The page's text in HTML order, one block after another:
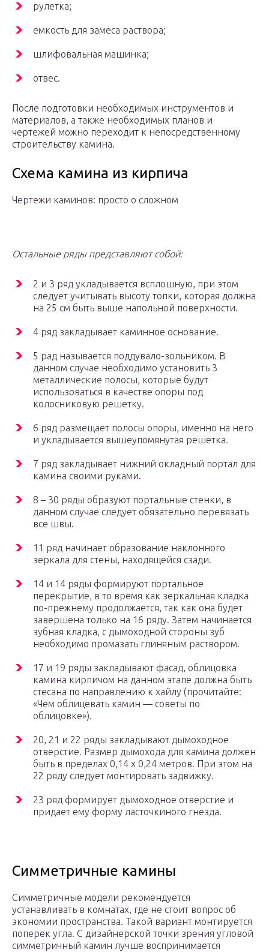
рулетка;
емкость для замеса раствора;
шлифовальная машинка;
отвес.
После подготовки необходимых инструментов и
материалов, а также необходимых планов и
чертежей можно переходит к непосредственному
строительству камина.
Схема камина из кирпича
Чертежи каминов: просто о сложном
Остальные ряды представляют собой:
2 и 3 ряд укладывается всплошную, при этом
следует учитывать высоту топки, которая должна
на 25 см быть выше напольной поверхности.
4 ряд закладывает каминное основание.
5 рад называется поддувало-зольником. В
данном случае необходимо установить 3
металлические полосы, которые будут
использоваться в качестве опоры под
колосниковую решетку.
6 ряд размещает полосы опоры, именно на него
и укладывается вышеупомянутая решетка.
7 ряд закладывает нижний окладный портал для
камина своими руками.
8 – 30 ряды образуют портальные стенки, в
данном случае следует обязательно перевязать
все швы.
11 ряд начинает образование наклонного
зеркала для стены, находящейся сзади.
14 и 14 ряды формируют портальное
перекрытие, в то время как зеркальная кладка
по-прежнему продолжается, так как она будет
завершена только на 16 ряду. Затем начинается
зубная кладка, с дымоходной стороны зуб
необходимо промазать глиняным раствором.
17 и 19 ряды закладывают фасад, облицовка
камина кирпичом на данном этапе должна быть
стесана по направлению к хайлу (прочитайте:
«Чем облицевать камин — советы по
облицовке»).
20, 21 и 22 ряды закладывают дымоходное
отверстие. Размер дымохода для камина должен
быть в пределах 0,14 х 0,24 метров. При этом на
22 ряду следует монтировать задвижку.
23 ряд формирует дымоходное отверстие и
придает ему форму ласточкиного гнезда.
Симметричные камины
Симметричные модели рекомендуется
устанавливать в комнатах, где не стоит вопрос об
экономии пространства. Такой вариант монтируется
поперек угла. С дизайнерской точки зрения угловой
симметричный камин лучше воспринимается